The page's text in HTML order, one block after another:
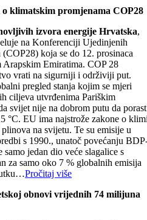
klimatskim promjenama COP28
izvora energije Hrvatska,
na Konferenciji Ujedinjenih
koja se do 12. prosinaca
Emiratima. COP 28
vrati na sigurniji i održiviji put.
pregled stanja kojim se mjeri
ciljeva utvrđenima Pariškim
svijet nije na dobrom putu da porast
°C. EU ima najstrože zakone o
na svijetu. Te su emisije u
s 1990., unatoč povećanju
jedan dio veće slagalice s
za samo oko 7 % globalnih emisija
Pročitaj više
obnovi vrijednih 74 milijuna